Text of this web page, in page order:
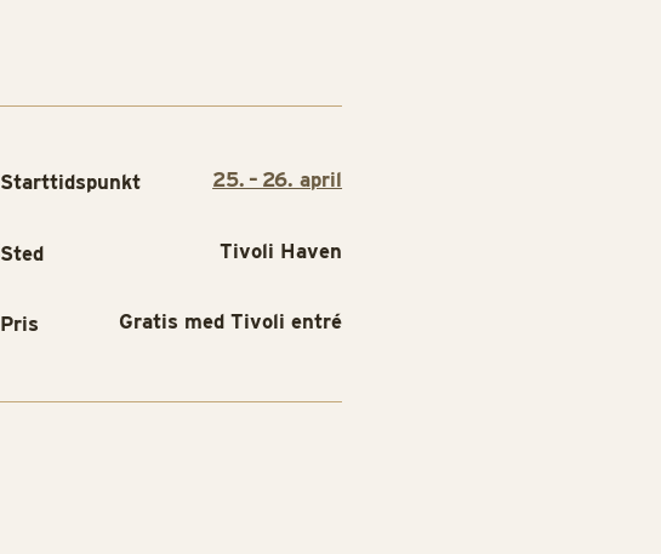
Starttidspunkt 25. – 26. april
Sted Tivoli Haven
Pris Gratis med Tivoli entré